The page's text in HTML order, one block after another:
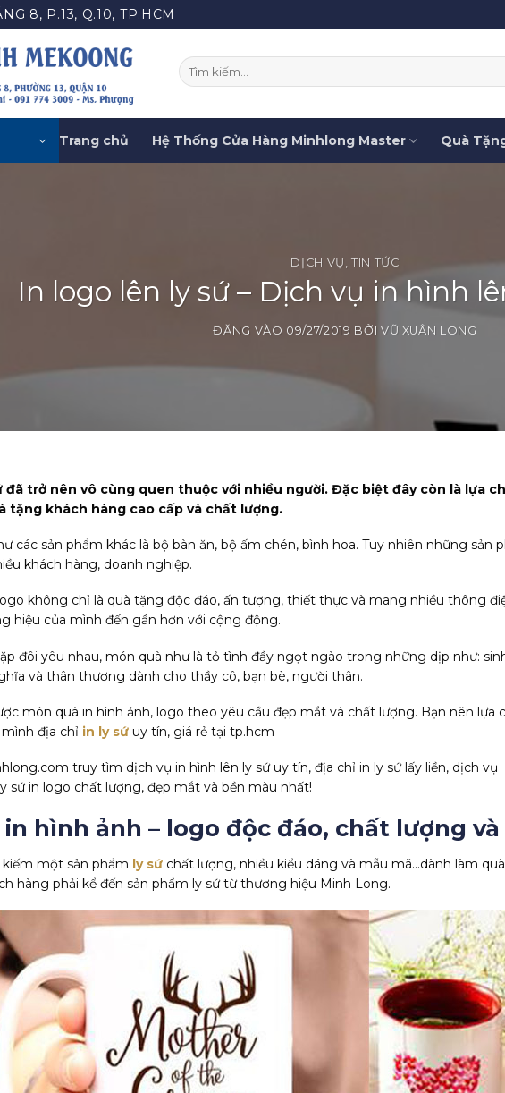
8, P.13, Q.10, TP.HCM
Tìm
kiếm:
Trang chủ Hệ Thống Cửa Hàng Minhlong Master Quà
DỊCH VỤ ,TIN TỨC
In logo lên ly sứ – Dịch vụ in hình
ĐĂNG VÀO 09/27/2019 BỞI VŨ XUÂN LONG
đã trở nên vô cùng quen thuộc với nhiều người. Đặc biệt đây còn là lựa
tặng khách hàng cao cấp và chất lượng.
các sản phẩm khác là bộ bàn ăn, bộ ấm chén, bình hoa. Tuy nhiên những
khách hàng, doanh nghiệp.
không chỉ là quà tặng độc đáo, ấn tượng, thiết thực và mang nhiều thông
hiệu của mình đến gần hơn với cộng động.
đôi yêu nhau, món quà như là tỏ tình đầy ngọt ngào trong những dịp như:
và thân thương dành cho thầy cô, bạn bè, người thân.
món quà in hình ảnh, logo theo yêu cầu đẹp mắt và chất lượng. Bạn nên
địa chỉ in ly sứuy tín, giá rẻ tại tp.hcm
truy tìm dịch vụ in hình lên ly sứ uy tín, địa chỉ in ly sứ lấy liền, dịch
sứ in logo chất lượng, đẹp mắt và bền màu nhất!
in hình ảnh – logo độc đáo, chất lượng
một sản phẩm ly sứchất lượng, nhiều kiểu dáng và mẫu mã…dành làm
hàng phải kể đến sản phẩm ly sứ từ thương hiệu Minh Long.